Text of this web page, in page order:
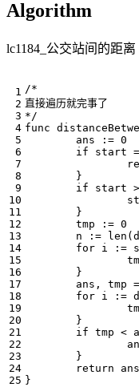
Algorithm
lc1184_公交站间的距离
*/
func
ans
:= 0
if
start
}
if
start >
}
tmp
:= 0
n
:= len (
for i :=
}
ans , tmp =
for i :=
}
if tmp <
}
return
ans
}